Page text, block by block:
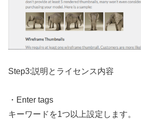
Step3:説明とライセンス内容
・Enter tags
キーワードを1つ以上設定します。